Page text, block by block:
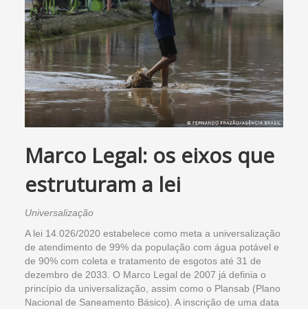
Marco Legal: os eixos que
estruturam a lei
Universalização
A lei 14.026/2020 estabelece como meta a universalização
de atendimento de 99% da população com água potável e
de 90% com coleta e tratamento de esgotos até 31 de
dezembro de 2033. O Marco Legal de 2007 já definia o
princípio da universalização, assim como o Plansab (Plano
Nacional de Saneamento Básico). A inscrição de uma data